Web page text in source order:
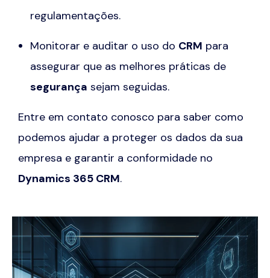
regulamentações.
Monitorar e auditar o uso do CRM para
assegurar que as melhores práticas de
segurança sejam seguidas.
Entre em contato conosco para saber como
podemos ajudar a proteger os dados da sua
empresa e garantir a conformidade no
Dynamics 365 CRM.